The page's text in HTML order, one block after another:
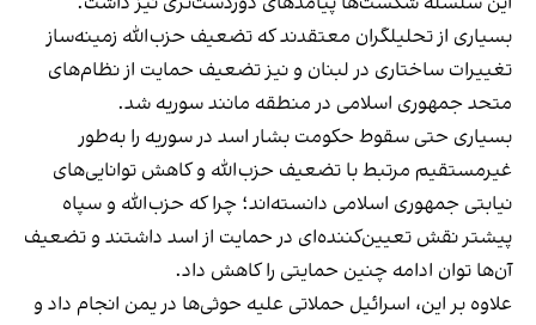
بسیاری از تحلیلگران معتقدند که تضعیف حزب‌الله زمینه‌ساز
تغییرات ساختاری در لبنان و نیز تضعیف حمایت از نظام‌های
متحد جمهوری اسلامی در منطقه مانند سوریه شد.
بسیاری حتی سقوط حکومت بشار اسد در سوریه را به‌طور
غیرمستقیم مرتبط با تضعیف حزب‌الله و کاهش توانایی‌های
نیابتی جمهوری اسلامی دانسته‌اند؛ چرا که حزب‌الله و سپاه
پیشتر نقش تعیین‌کننده‌ای در حمایت از اسد داشتند و تضعیف
آن‌ها توان ادامه چنین حمایتی را کاهش داد.
علاوه بر این، اسرائیل حملاتی علیه حوثی‌ها در یمن انجام داد و